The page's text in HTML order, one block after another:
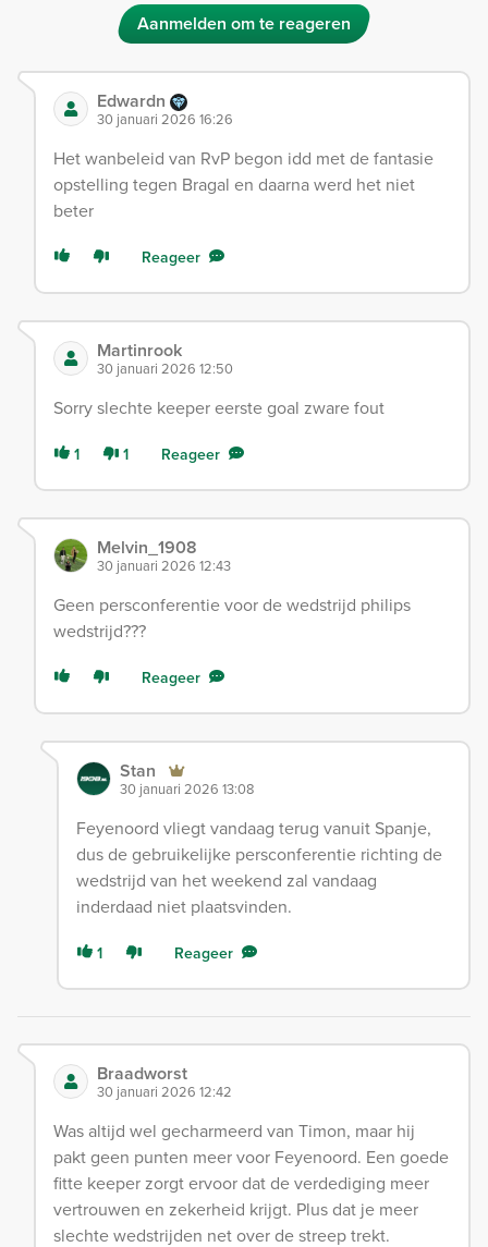
Aanmelden om te reageren
Edwardn
30 januari 2026 16:26
Het wanbeleid van RvP begon idd met de fantasie
opstelling tegen Bragal en daarna werd het niet
beter
Reageer
Martinrook
30 januari 2026 12:50
Sorry slechte keeper eerste goal zware fout
1 1 Reageer
Melvin_1908
30 januari 2026 12:43
Geen persconferentie voor de wedstrijd philips
wedstrijd???
Reageer
Stan
30 januari 2026 13:08
Feyenoord vliegt vandaag terug vanuit Spanje,
dus de gebruikelijke persconferentie richting de
wedstrijd van het weekend zal vandaag
inderdaad niet plaatsvinden.
1 Reageer
Braadworst
30 januari 2026 12:42
Was altijd wel gecharmeerd van Timon, maar hij
pakt geen punten meer voor Feyenoord. Een goede
fitte keeper zorgt ervoor dat de verdediging meer
vertrouwen en zekerheid krijgt. Plus dat je meer
slechte wedstrijden net over de streep trekt.